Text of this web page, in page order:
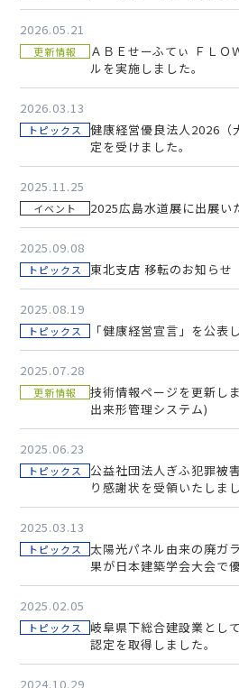
2026.05.21
更新情報
ＡＢＥせーふてぃ ＦＬ
ルを実施しました。
2026.03.13
トピックス
健康経営優良法人2026（
定を受けました。
2025.11.25
イベント 2025広島水道展に出展い
2025.09.08
トピックス 東北支店 移転のお知らせ
2025.08.19
トピックス 「健康経営宣言」を公表
2025.07.28
更新情報
技術情報ページを更新し
出来形管理システム)
2025.06.23
トピックス
公益社団法人ぎふ犯罪被
り感謝状を受領いたしまし
2025.03.13
トピックス
太陽光パネル由来の廃ガ
果が日本建築学会大会で
2025.02.05
トピックス
岐阜県下総合建設業とし
認定を取得しました。
2024.10.29